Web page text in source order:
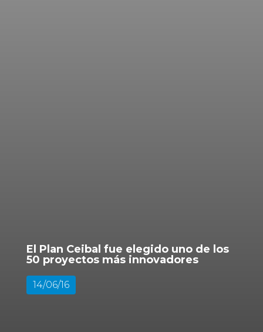
El Plan Ceibal fue elegido uno de los
50 proyectos más innovadores
14/06/16